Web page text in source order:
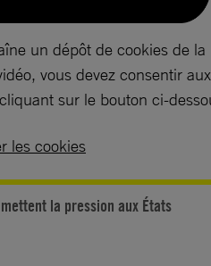
un dépôt de cookies de la
vous devez consentir
sur le bouton ci-
les cookies
la pression aux États